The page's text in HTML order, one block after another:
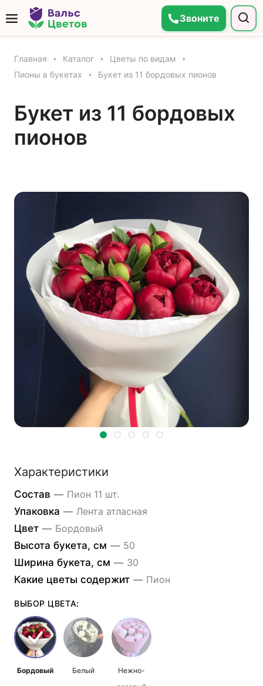
Звоните
Главная Каталог
Цветы по видам
Пионы в букетах
Букет из 11 бордовых пионов
Букет из 11 бордовых
пионов
Характеристики
Состав — Пион 11 шт.
Упаковка — Лента атласная
Цвет — Бордовый
Высота букета, см — 50
Ширина букета, см — 30
Какие цветы содержит — Пион
ВЫБОР ЦВЕТА:
Бордовый Белый
Нежно-